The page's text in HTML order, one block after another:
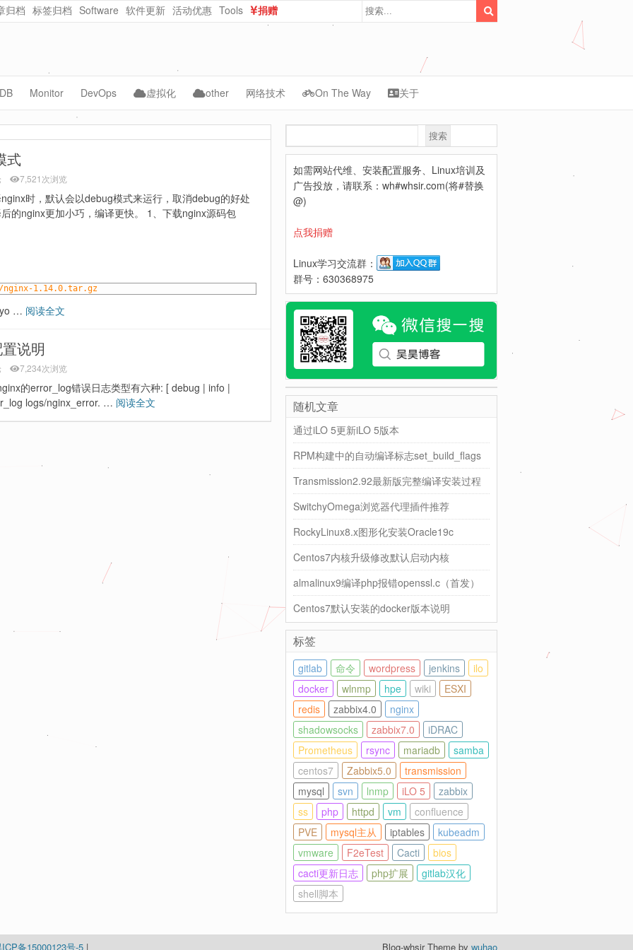
归档 标签归档 Software 软件更新 活动优惠 Tools
捐赠
DB Monitor
Cacti
Grafana
Prometheus
DevOps
Jenkins
ceph
虚拟化
vmware
OpenNebula
other
AI
Website-Data
网络技术
CMS
synology
On The Way 关于
式
7,521次浏览
时，默认会以debug模式来运行，取消debug的好处
的nginx更加小巧，编译更快。 1、下载nginx源码包
nginx-1.14.0.tar.gz
… 阅读全文
说明
7,234次浏览
的error_log错误日志类型有六种: [ debug | info |
logs/nginx_error. … 阅读全文
索
搜索
如需网站代维、安装配置服务、Linux培训及
广告投放，请联系：wh#whsir.com(将#替换
@)
点我捐赠
Linux学习交流群：
群号：630368975
随机文章
通过iLO 5更新iLO 5版本
RPM构建中的自动编译标志set_build_flags
Transmission2.92最新版完整编译安装过程
SwitchyOmega浏览器代理插件推荐
RockyLinux8.x图形化安装Oracle19c
Centos7内核升级修改默认启动内核
almalinux9编译php报错openssl.c（首发）
Centos7默认安装的docker版本说明
标签
gitlab 命令 wordpress jenkins
ilo
docker
wlnmp hpe wiki
ESXI
redis
zabbix4.0
nginx
shadowsocks
zabbix7.0
iDRAC
Prometheus
rsync mariadb
samba
centos7
Zabbix5.0
transmission
mysql
svn lnmp iLO 5
zabbix
ss
php httpd vm
confluence
PVE
mysql主从 iptables
kubeadm
vmware
F2eTest Cacti
bios
cacti更新日志
php扩展
gitlab汉化
shell脚本
备15000123号-5 | Blog-whsir Theme by wuhao